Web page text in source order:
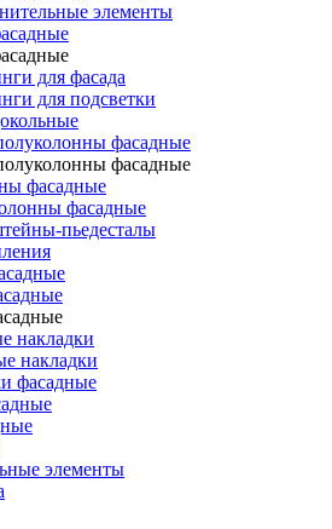
элементы
для фасада
для подсветки
фасадные
фасадные
фасадные
фасадные
пьедесталы
накладки
накладки
фасадные
элементы